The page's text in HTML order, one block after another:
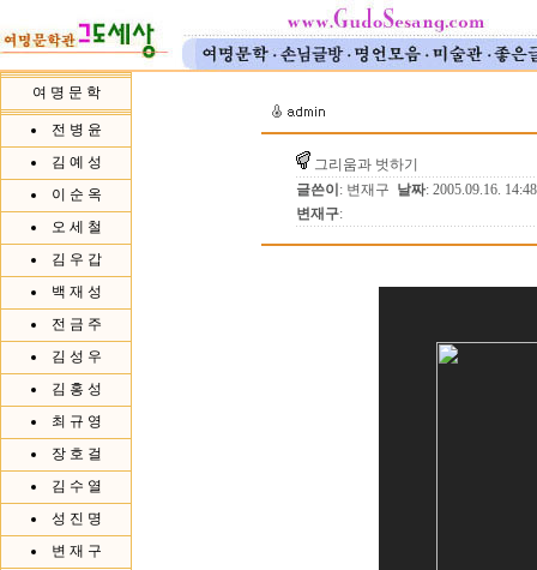
여 명 문 학
전 병 윤
김 예 성
이 순 옥
오 세 철
김 우 갑
백 재 성
전 금 주
김 성 우
김 홍 성
최 규 영
장 호 걸
김 수 열
성 진 명
변 재 구
그리움과 벗하기
글쓴이 : 변재구 날짜: 2005.09.16.
변재구: